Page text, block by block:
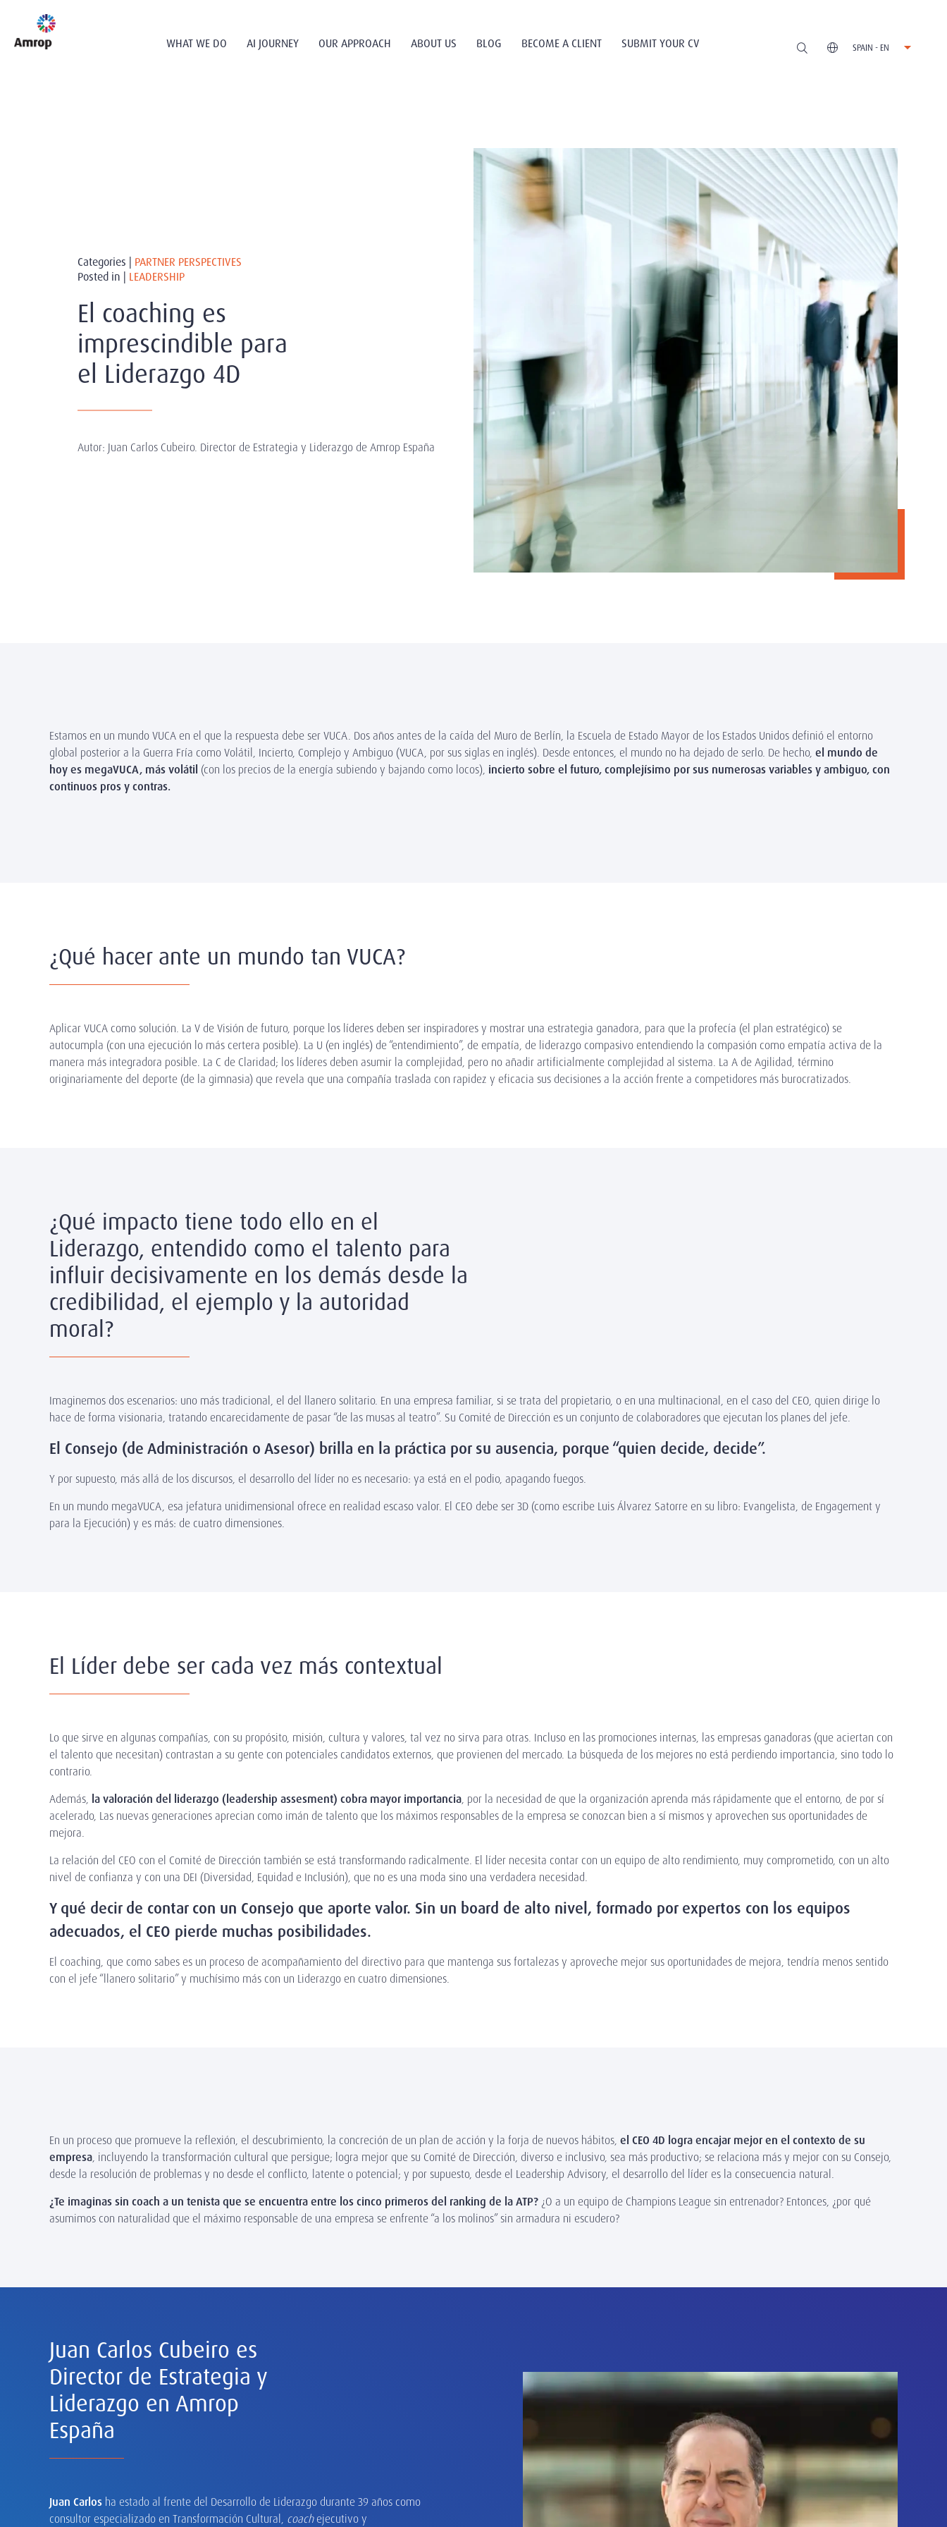
WHAT WE DO AI JOURNEY OUR APPROACH ABOUT US BLOG BECOME A CLIENT SUBMIT YOUR CV SPAIN - EN
Categories | PARTNER PERSPECTIVES
Posted in | LEADERSHIP
El coaching es
imprescindible para
el Liderazgo 4D
Autor: Juan Carlos Cubeiro. Director de Estrategia y Liderazgo de Amrop España
Estamos en un mundo VUCA en el que la respuesta debe ser VUCA. Dos años antes de la caída del Muro de Berlín, la Escuela de Estado Mayor de los Estados Unidos definió el entorno
global posterior a la Guerra Fría como Volátil, Incierto, Complejo y Ambiguo (VUCA, por sus siglas en inglés). Desde entonces, el mundo no ha dejado de serlo. De hecho, el mundo de
hoy es megaVUCA, más volátil (con los precios de la energía subiendo y bajando como locos), incierto sobre el futuro, complejísimo por sus numerosas variables y ambiguo, con
continuos pros y contras.
¿Qué hacer ante un mundo tan VUCA?
Aplicar VUCA como solución. La V de Visión de futuro, porque los líderes deben ser inspiradores y mostrar una estrategia ganadora, para que la profecía (el plan estratégico) se
autocumpla (con una ejecución lo más certera posible). La U (en inglés) de “entendimiento”, de empatía, de liderazgo compasivo entendiendo la compasión como empatía activa de la
manera más integradora posible. La C de Claridad; los líderes deben asumir la complejidad, pero no añadir artificialmente complejidad al sistema. La A de Agilidad, término
originariamente del deporte (de la gimnasia) que revela que una compañía traslada con rapidez y eficacia sus decisiones a la acción frente a competidores más burocratizados.
¿Qué impacto tiene todo ello en el
Liderazgo, entendido como el talento para
influir decisivamente en los demás desde la
credibilidad, el ejemplo y la autoridad
moral?
Imaginemos dos escenarios: uno más tradicional, el del llanero solitario. En una empresa familiar, si se trata del propietario, o en una multinacional, en el caso del CEO, quien dirige lo
hace de forma visionaria, tratando encarecidamente de pasar “de las musas al teatro”. Su Comité de Dirección es un conjunto de colaboradores que ejecutan los planes del jefe.
El Consejo (de Administración o Asesor) brilla en la práctica por su ausencia, porque “quien decide, decide”.
Y por supuesto, más allá de los discursos, el desarrollo del líder no es necesario: ya está en el podio, apagando fuegos.
En un mundo megaVUCA, esa jefatura unidimensional ofrece en realidad escaso valor. El CEO debe ser 3D (como escribe Luis Álvarez Satorre en su libro: Evangelista, de Engagement y
para la Ejecución) y es más: de cuatro dimensiones.
El Líder debe ser cada vez más contextual
Lo que sirve en algunas compañías, con su propósito, misión, cultura y valores, tal vez no sirva para otras. Incluso en las promociones internas, las empresas ganadoras (que aciertan con
el talento que necesitan) contrastan a su gente con potenciales candidatos externos, que provienen del mercado. La búsqueda de los mejores no está perdiendo importancia, sino todo lo
contrario.
Además, la valoración del liderazgo (leadership assesment) cobra mayor importancia, por la necesidad de que la organización aprenda más rápidamente que el entorno, de por sí
acelerado, Las nuevas generaciones aprecian como imán de talento que los máximos responsables de la empresa se conozcan bien a sí mismos y aprovechen sus oportunidades de
mejora.
La relación del CEO con el Comité de Dirección también se está transformando radicalmente. El líder necesita contar con un equipo de alto rendimiento, muy comprometido, con un alto
nivel de confianza y con una DEI (Diversidad, Equidad e Inclusión), que no es una moda sino una verdadera necesidad.
Y qué decir de contar con un Consejo que aporte valor. Sin un board de alto nivel, formado por expertos con los equipos
adecuados, el CEO pierde muchas posibilidades.
El coaching, que como sabes es un proceso de acompañamiento del directivo para que mantenga sus fortalezas y aproveche mejor sus oportunidades de mejora, tendría menos sentido
con el jefe “llanero solitario” y muchísimo más con un Liderazgo en cuatro dimensiones.
En un proceso que promueve la reflexión, el descubrimiento, la concreción de un plan de acción y la forja de nuevos hábitos, el CEO 4D logra encajar mejor en el contexto de su
empresa, incluyendo la transformación cultural que persigue; logra mejor que su Comité de Dirección, diverso e inclusivo, sea más productivo; se relaciona más y mejor con su Consejo,
desde la resolución de problemas y no desde el conflicto, latente o potencial; y por supuesto, desde el Leadership Advisory, el desarrollo del líder es la consecuencia natural.
¿Te imaginas sin coach a un tenista que se encuentra entre los cinco primeros del ranking de la ATP? ¿O a un equipo de Champions League sin entrenador? Entonces, ¿por qué
asumimos con naturalidad que el máximo responsable de una empresa se enfrente “a los molinos” sin armadura ni escudero?
Juan Carlos Cubeiro es
Director de Estrategia y
Liderazgo en Amrop
España
Juan Carlos ha estado al frente del Desarrollo de Liderazgo durante 39 años como
consultor especializado en Transformación Cultural, coachejecutivo y